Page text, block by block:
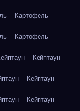
Картофель
Картофель
Кейптаун
Кейптаун
Кейптаун